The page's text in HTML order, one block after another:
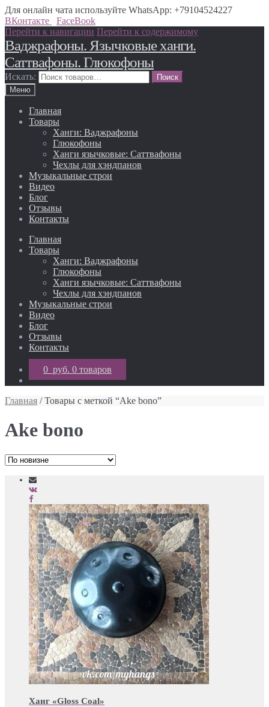
Для онлайн чата используйте WhatsApp: +79104524227
ВКонтакте
FaceBook
Перейти к навигации Перейти к содержимому
Ваджрафоны. Язычковые ханги.
Саттвафоны. Глюкофоны
Искать:
Меню
Главная
Товары
Ханги: Ваджрафоны
Глюкофоны
Ханги язычковые: Саттвафоны
Чехлы для хэндпанов
Музыкальные строи
Видео
Блог
Отзывы
Контакты
Главная
Товары
Ханги: Ваджрафоны
Глюкофоны
Ханги язычковые: Саттвафоны
Чехлы для хэндпанов
Музыкальные строи
Видео
Блог
Отзывы
Контакты
0 руб. 0 товаров
Главная / Товары с меткой “Ake bono”
Ake bono
Ханг «Gloss Coal»